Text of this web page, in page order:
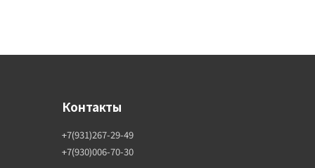
Контакты
+7(931)267-29-49
+7(930)006-70-30